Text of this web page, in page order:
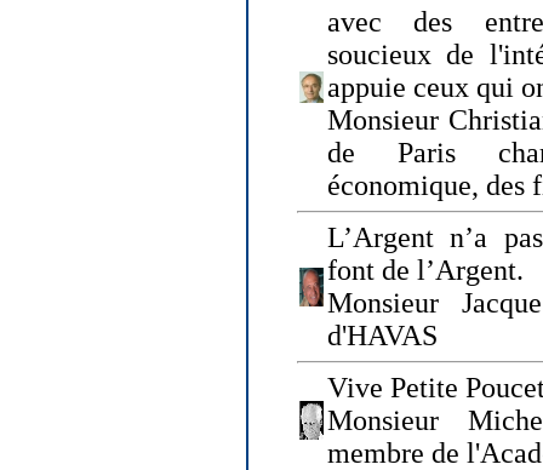
avec des
soucieux de
appuie ceux qui
Monsieur
de Paris
économique, des
L’Argent n’a
font de l’Argent.
Monsieur
d'HAVAS
Vive Petite
Monsieur
membre de